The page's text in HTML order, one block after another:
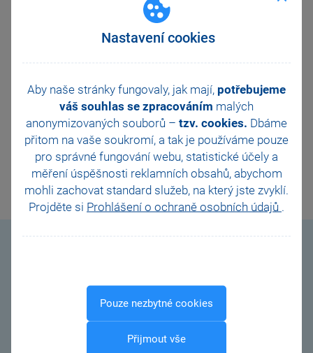
Nastavení cookies
Aby naše stránky fungovaly, jak mají, potřebujeme
váš souhlas se zpracováním malých
anonymizovaných souborů – tzv. cookies. Dbáme
přitom na vaše soukromí, a tak je používáme pouze
pro správné fungování webu, statistické účely a
měření úspěšnosti reklamních obsahů, abychom
mohli zachovat standard služeb, na který jste zvyklí.
Projděte si Prohlášení o ochraně osobních údajů .
Pouze nezbytné cookies
Přijmout vše
obchod@stormware.cz) telefonicky nebo
emailem každý všední den od 8:00 do 16:00
hodin. I nadále nás přitom můžete navštívit na
a konzultaci společně domluvíme.
DALŠÍ